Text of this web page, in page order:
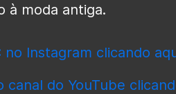
à moda antiga.
no Instagram clicando
canal do YouTube